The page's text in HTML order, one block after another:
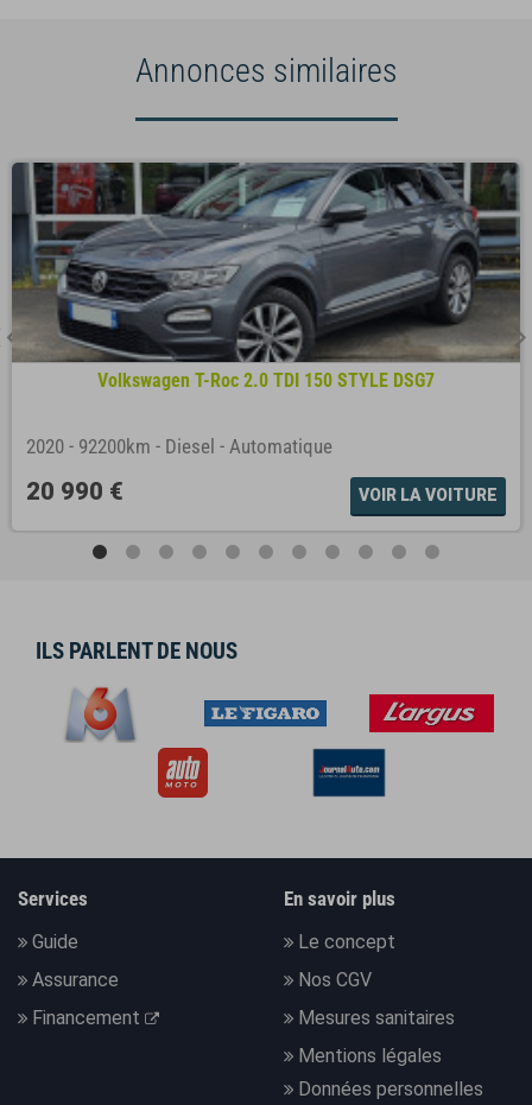
Annonces similaires
Volkswagen T-Roc 2.0 TDI 150 STYLE DSG7
2020 - 92200km - Diesel - Automatique
20 990 € VOIR LA VOITURE
ILS PARLENT DE NOUS
Services
Guide
Assurance
Financement
En savoir plus
Le concept
Nos CGV
Mesures sanitaires
Mentions légales
Données personnelles